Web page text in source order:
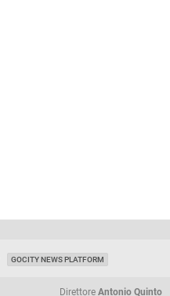
GOCITY NEWS PLATFORM
Direttore Antonio Quinto